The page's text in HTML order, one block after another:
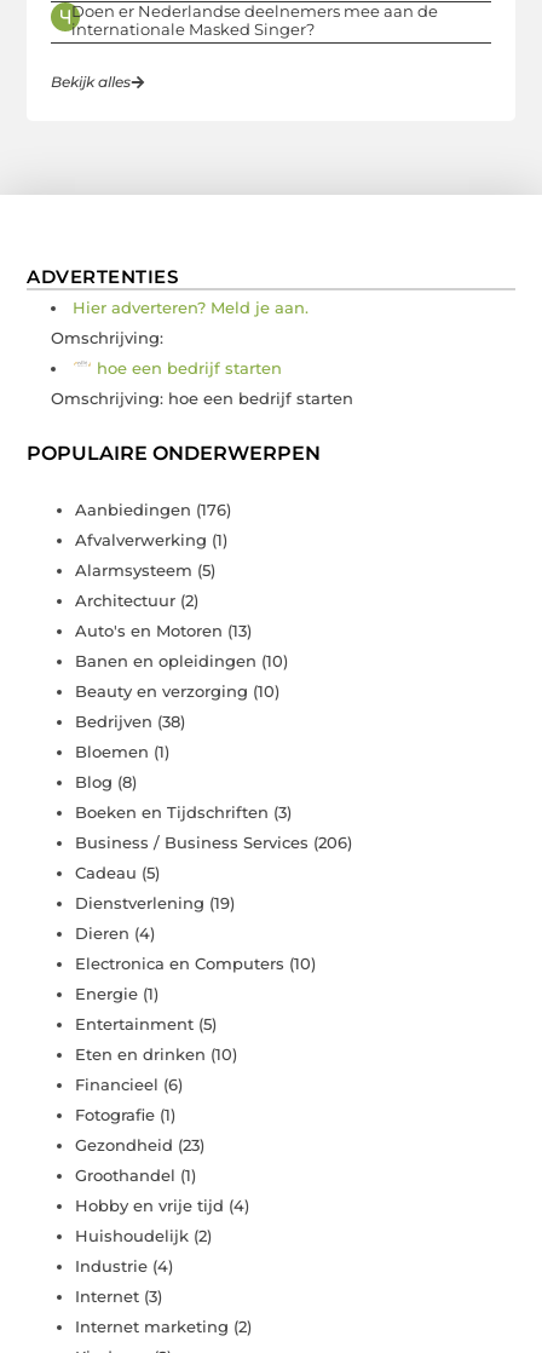
Doen er Nederlandse deelnemers mee aan de
internationale Masked Singer?
Bekijk alles
ADVERTENTIES
Hier adverteren? Meld je aan.
Omschrijving:
hoe een bedrijf starten
Omschrijving: hoe een bedrijf starten
POPULAIRE ONDERWERPEN
Aanbiedingen (176)
Afvalverwerking (1)
Alarmsysteem (5)
Architectuur (2)
Auto's en Motoren (13)
Banen en opleidingen (10)
Beauty en verzorging (10)
Bedrijven (38)
Bloemen (1)
Blog (8)
Boeken en Tijdschriften (3)
Business / Business Services (206)
Cadeau (5)
Dienstverlening (19)
Dieren (4)
Electronica en Computers (10)
Energie (1)
Entertainment (5)
Eten en drinken (10)
Financieel (6)
Fotografie (1)
Gezondheid (23)
Groothandel (1)
Hobby en vrije tijd (4)
Huishoudelijk (2)
Industrie (4)
Internet (3)
Internet marketing (2)